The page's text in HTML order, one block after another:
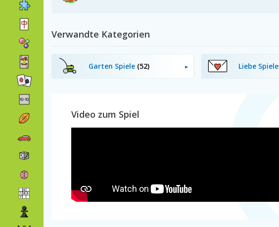
Verwandte Kategorien
Garten Spiele (52) Liebe Spiele
Video zum Spiel